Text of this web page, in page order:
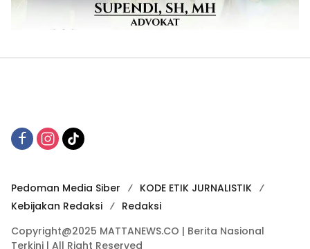
Pedoman Media Siber
KODE ETIK JURNALISTIK
Kebijakan Redaksi
Redaksi
Copyright@2025 MATTANEWS.CO | Berita Nasional
Terkini | All Right Reserved